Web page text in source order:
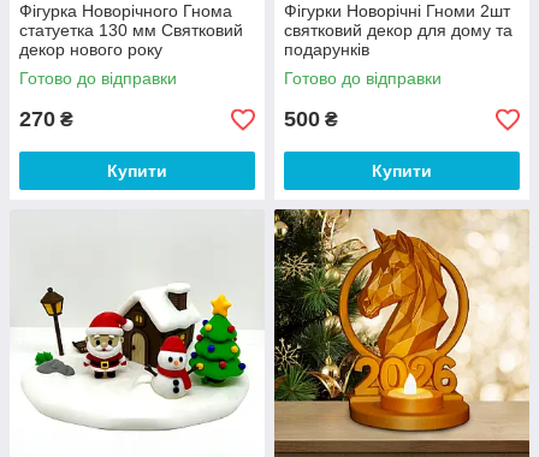
Фігурка Новорічного Гнома
статуетка 130 мм Святковий
декор нового року
Готово до відправки
270 ₴
Купити
Фігурки Новорічні Гноми 2шт
святковий декор для дому та
подарунків
Готово до відправки
500 ₴
Купити